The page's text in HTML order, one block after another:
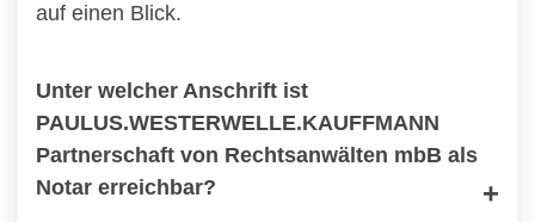
auf einen Blick.
Unter welcher Anschrift ist
PAULUS.WESTERWELLE.KAUFFMANN
Partnerschaft von Rechtsanwälten mbB als
Notar erreichbar?